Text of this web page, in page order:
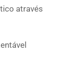
através